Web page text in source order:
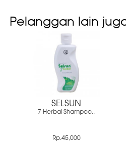
Pelanggan lain
SELSUN
7 Herbal Shampoo..
Rp.45,000